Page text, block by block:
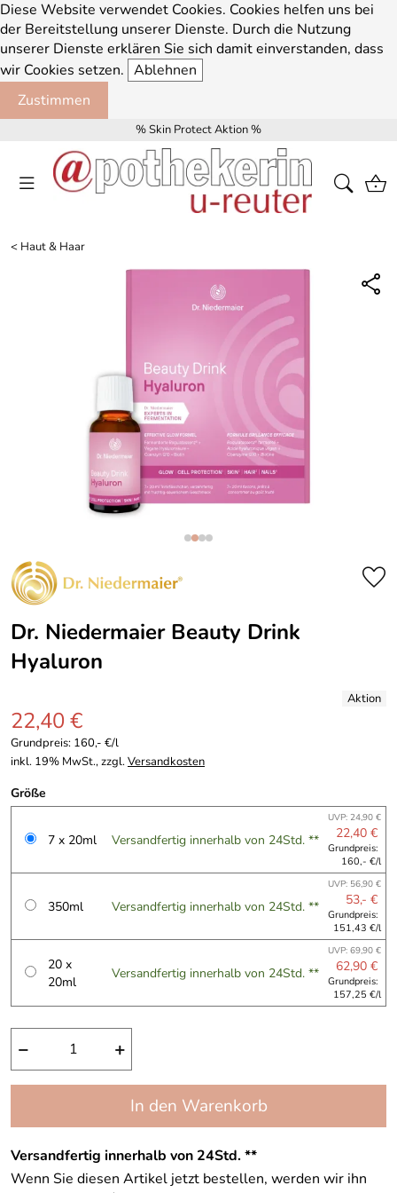
Diese Website verwendet Cookies. Cookies helfen uns bei
der Bereitstellung unserer Dienste. Durch die Nutzung
unserer Dienste erklären Sie sich damit einverstanden, dass
wir Cookies setzen. Ablehnen
Zustimmen
% Skin Protect Aktion %
< Haut & Haar
Dr. Niedermaier Beauty Drink
Hyaluron
22,40 €
Grundpreis: 160,- €/l
inkl. 19% MwSt., zzgl.Versandkosten
Größe
7 x 20ml Versandfertig innerhalb von 24Std. **
UVP: 24,90 €
22,40 €
Grundpreis:
160,- €/l
350ml Versandfertig innerhalb von 24Std. **
UVP: 56,90 €
53,- €
Grundpreis:
151,43 €/l
20 x
20ml
Versandfertig innerhalb von 24Std. **
UVP: 69,90 €
62,90 €
Grundpreis:
157,25 €/l
− +
In den Warenkorb
Versandfertig innerhalb von 24Std. **
Wenn Sie diesen Artikel jetzt bestellen, werden wir ihn